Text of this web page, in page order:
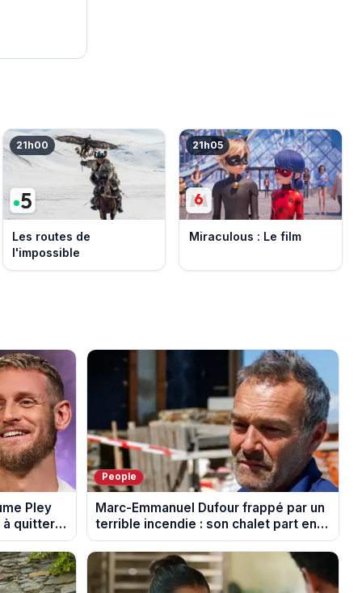
21h00
Les routes de
l'impossible
21h05
Miraculous : Le film
Pley
à quitter
People
Marc-Emmanuel Dufour frappé par un
terrible incendie : son chalet part en
fumée